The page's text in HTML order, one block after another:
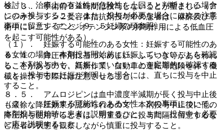
検討し、治療上の有益性が危険性を上回ると判断される場合
にのみ投与すること。また、投与が必要な場合には次の注意
事項に留意すること〔９．５妊婦の項参照〕。
（１）． 妊娠する可能性のある女性：妊娠する可能性のあ
る女性の場合、本剤投与開始前に妊娠していないことを確認
し、本剤投与中も、妊娠していないことを定期的に確認する
こと。投与中に妊娠が判明した場合には、直ちに投与を中止
すること。
（２）． 妊娠する可能性のある女性：次の事項について、
本剤投与開始時に患者に説明すること。また、投与中も必要
に応じ説明すること。
８．３． 手術前２４時間は投与しないことが望ましい（ア
ンジオテンシン２受容体拮抗剤投与中の患者は、麻酔及び手
術中にレニン−アンジオテンシン系の抑制作用による低血圧
を起こす可能性がある）。
８．４． 降圧作用に基づくめまい、ふらつき等があらわれ
ることがあるので、高所作業、自動車の運転等危険を伴う機
械を操作する際には注意させること。
８．５． アムロジピンは血中濃度半減期が長く投与中止後
も緩徐な降圧効果が認められるので、本剤投与中止後に他の
降圧剤を使用するときは、用量並びに投与間隔に留意するな
ど患者の状態を観察しながら慎重に投与すること。